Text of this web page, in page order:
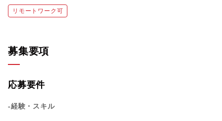
リモートワーク可
募集要項
応募要件
-経験・スキル